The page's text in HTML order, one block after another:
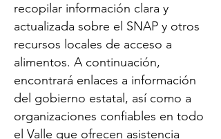
recopilar información clara y
actualizada sobre el SNAP y otros
recursos locales de acceso a
alimentos. A continuación,
encontrará enlaces a información
del gobierno estatal, así como a
organizaciones confiables en todo
el Valle que ofrecen asistencia